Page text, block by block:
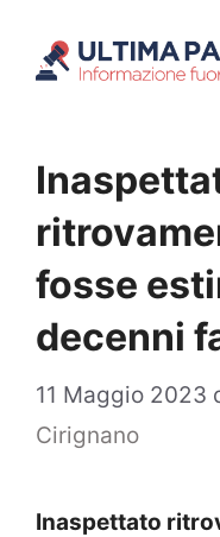
fosse
decenni
11 Maggio 2023
Cirignano
Inaspettato